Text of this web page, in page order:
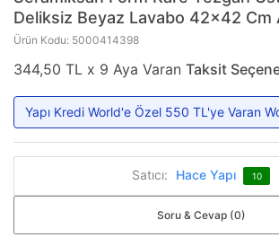
Deliksiz Beyaz Lavabo 42x42 Cm
Ürün Kodu: 5000414398
344,50 TL x 9 Aya Varan Taksit
Yapı Kredi World'e Özel 550 TL'ye Varan
Satıcı: Hace Yapı 10
Soru & Cevap (0)